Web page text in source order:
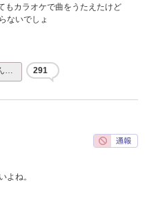
もカラオケで曲をうたえたけど
ないでしょ
… 291
よね。